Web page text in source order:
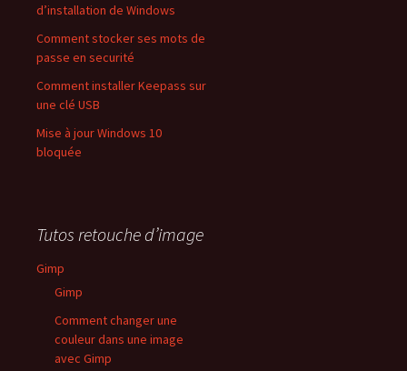
d’installation de Windows
Comment stocker ses mots de
passe en securité
Comment installer Keepass sur
une clé USB
Mise à jour Windows 10
bloquée
Tutos retouche d’image
Gimp
Gimp
Comment changer une
couleur dans une image
avec Gimp